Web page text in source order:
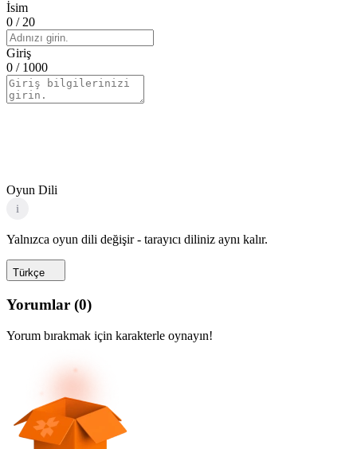
İsim
0 / 20
Giriş
0 / 1000
Oyun Dili
i
Yalnızca oyun dili değişir - tarayıcı diliniz aynı kalır.
Türkçe
Yorumlar (0)
Yorum bırakmak için karakterle oynayın!